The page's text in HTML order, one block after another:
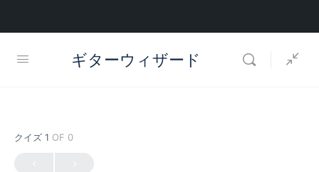
ギターウィザード
クイズ 1 OF 0